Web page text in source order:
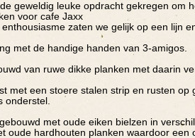
geweldig leuke opdracht gekregen om
voor cafe Jaxx
zaten we gelijk op een lijn
met de handige handen van 3-amigos.
van ruwe dikke planken met daarin
met een stoere stalen strip en rusten op
onderstel.
met oude eiken bielzen in
oude hardhouten planken waardoor een